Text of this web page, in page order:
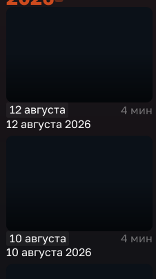
12 августа
4 мин
12 августа 2026
10 августа
4 мин
10 августа 2026